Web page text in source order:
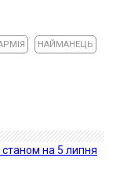
НАЙМАНЕЦЬ
станом на 5 липня